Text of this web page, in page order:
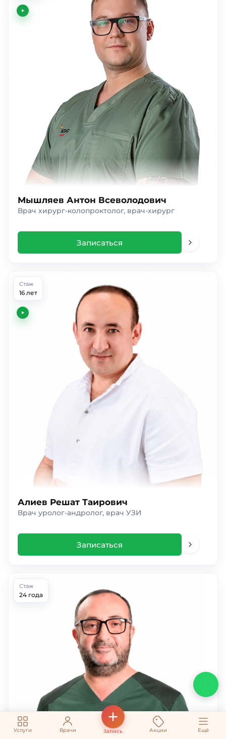
Услуги Врачи Запись Акции Ещё
Мышляев Антон Всеволодович
Врач хирург-колопроктолог, врач-хирург
Записаться
Стаж
16 лет
Алиев Решат Таирович
Врач уролог-андролог, врач УЗИ
Записаться
Стаж
24 года